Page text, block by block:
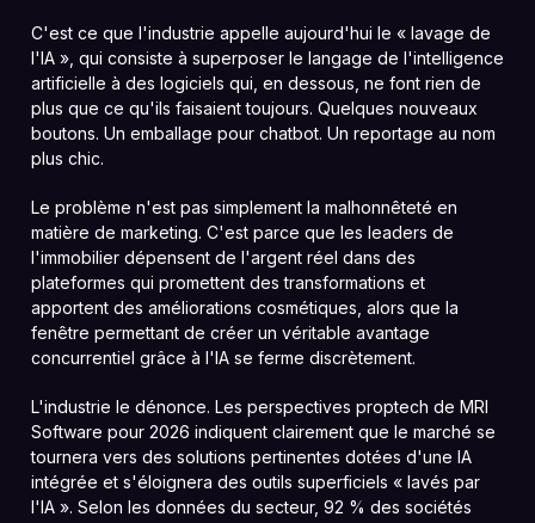
C'est ce que l'industrie appelle aujourd'hui le « lavage de
l'IA », qui consiste à superposer le langage de l'intelligence
artificielle à des logiciels qui, en dessous, ne font rien de
plus que ce qu'ils faisaient toujours. Quelques nouveaux
boutons. Un emballage pour chatbot. Un reportage au nom
plus chic.
Le problème n'est pas simplement la malhonnêteté en
matière de marketing. C'est parce que les leaders de
l'immobilier dépensent de l'argent réel dans des
plateformes qui promettent des transformations et
apportent des améliorations cosmétiques, alors que la
fenêtre permettant de créer un véritable avantage
concurrentiel grâce à l'IA se ferme discrètement.
L'industrie le dénonce. Les perspectives proptech de MRI
Software pour 2026 indiquent clairement que le marché se
tournera vers des solutions pertinentes dotées d'une IA
intégrée et s'éloignera des outils superficiels « lavés par
l'IA ». Selon les données du secteur, 92 % des sociétés